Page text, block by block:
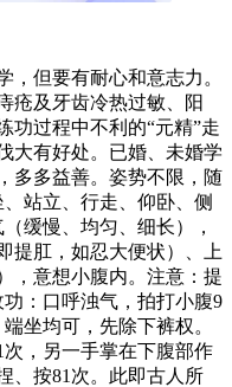
，但要有耐心和意志力。
疮及牙齿冷热过敏、阳
功过程中不利的“元精”走
大有好处。已婚、未婚学
多多益善。姿势不限，随
站立、行走、仰卧、侧
缓慢、均匀、细长），
提肛，如忍大便状）、上
，意想小腹内。注意：提
：口呼浊气，拍打小腹9
坐均可，先除下裤权。
，另一手掌在下腹部作
、按81次。此即古人所